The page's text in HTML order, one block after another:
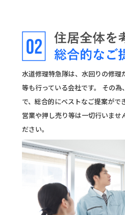
水道修理特急隊は、水回りの修理
等も行っている会社です。 その
で、総合的にベストなご提案がで
営業や押し売り等は一切行いませ
ださい。